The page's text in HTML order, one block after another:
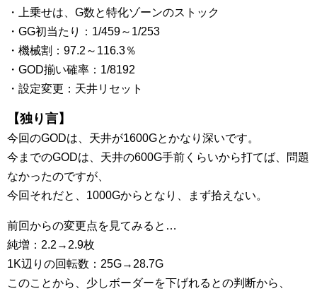
・上乗せは、G数と特化ゾーンのストック
・GG初当たり：1/459～1/253
・機械割：97.2～116.3％
・GOD揃い確率：1/8192
・設定変更：天井リセット
【独り言】
今回のGODは、天井が1600Gとかなり深いです。
今までのGODは、天井の600G手前くらいから打てば、問題
なかったのですが、
今回それだと、1000Gからとなり、まず拾えない。
前回からの変更点を見てみると…
純増：2.2→2.9枚
1K辺りの回転数：25G→28.7G
このことから、少しボーダーを下げれるとの判断から、